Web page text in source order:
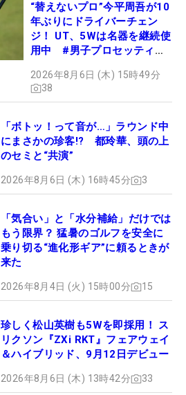
“替えないプロ”今平周吾が10
年ぶりにドライバーチェン
ジ！ UT、5Wは名器を継続使
用中 #男子プロセッティン
2026年8月6日 (木) 15時49分
38
「ボトッ！って音が…」ラウンド中
にまさかの珍客!? 都玲華、頭の上
のセミと“共演”
2026年8月6日 (木) 16時45分 3
「気合い」と「水分補給」だけでは
もう限界？ 猛暑のゴルフを安全に
乗り切る“進化形ギア”に頼るときが
来た
2026年8月4日 (火) 15時00分 15
珍しく松山英樹も5Wを即採用！ ス
リクソン『ZXi RKT』フェアウェイ
＆ハイブリッド、9月12日デビュー
2026年8月6日 (木) 13時42分 33